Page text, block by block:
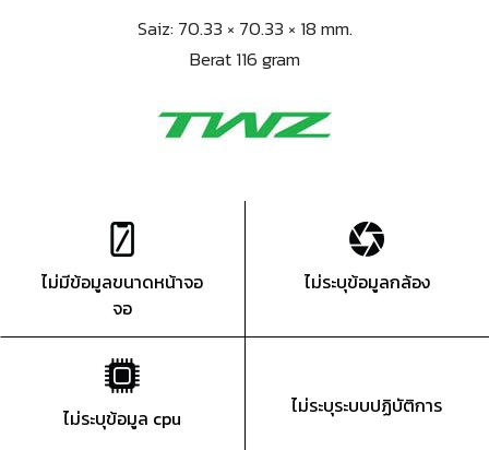
Saiz: 70.33 × 70.33 × 18 mm.
Berat 116 gram
ไม่มีข้อมูลขนาดหน้าจอ
จอ
ไม่ระบุข้อมูลกล้อง
ไม่ระบุข้อมูล cpu ไม่ระบุระบบปฏิบัติการ